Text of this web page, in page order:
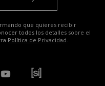
que quieres recibir
todos los detalles sobre el
Política de Privacidad.